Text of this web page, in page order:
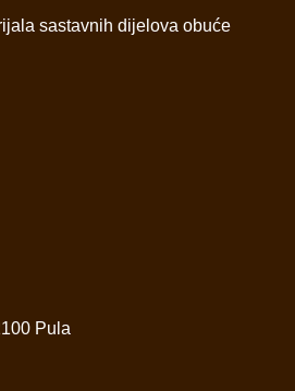
sastavnih dijelova obuće
Pula